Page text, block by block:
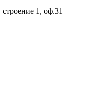
1, оф.31